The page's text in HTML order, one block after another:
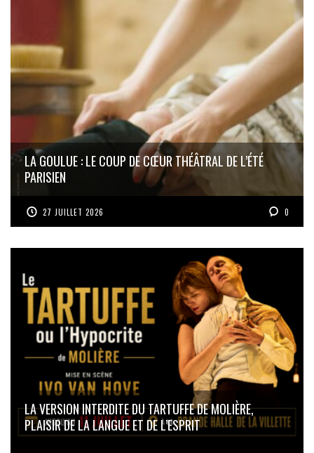
LA GOULUE : LE COUP DE CŒUR THÉÂTRAL DE L’ÉTÉ
PARISIEN
27 JUILLET 2026 0
LA VERSION INTERDITE DU TARTUFFE DE MOLIÈRE,
PLAISIR DE LA LANGUE ET DE L’ESPRIT